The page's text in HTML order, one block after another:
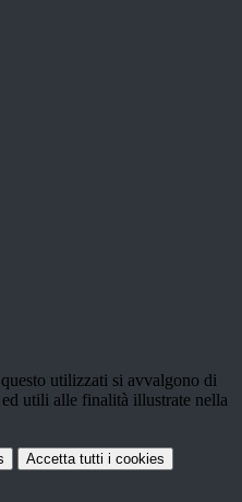
utilizzati si avvalgono di
utili alle finalità illustrate nella
Accetta tutti i cookies